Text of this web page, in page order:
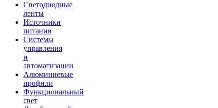
Светодиодные
ленты
Источники
питания
Системы
управления
и
автоматизации
Алюминиевые
профили
Функциональный
свет